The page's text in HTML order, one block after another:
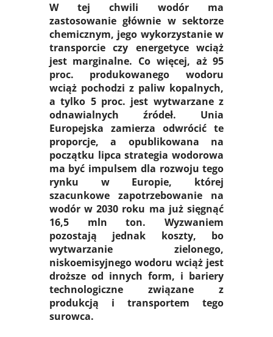
W tej chwili wodór ma
zastosowanie głównie w sektorze
chemicznym, jego wykorzystanie w
transporcie czy energetyce wciąż
jest marginalne. Co więcej, aż 95
proc. produkowanego wodoru
wciąż pochodzi z paliw kopalnych,
a tylko 5 proc. jest wytwarzane z
odnawialnych źródeł. Unia
Europejska zamierza odwrócić te
proporcje, a opublikowana na
początku lipca strategia wodorowa
ma być impulsem dla rozwoju tego
rynku w Europie, której
szacunkowe zapotrzebowanie na
wodór w 2030 roku ma już sięgnąć
16,5 mln ton. Wyzwaniem
pozostają jednak koszty, bo
wytwarzanie zielonego,
niskoemisyjnego wodoru wciąż jest
droższe od innych form, i bariery
technologiczne związane z
produkcją i transportem tego
surowca.